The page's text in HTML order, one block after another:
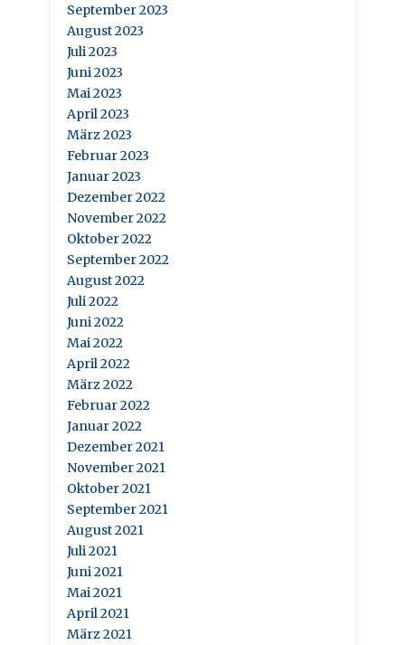
September 2023
August 2023
Juli 2023
Juni 2023
Mai 2023
April 2023
März 2023
Februar 2023
Januar 2023
Dezember 2022
November 2022
Oktober 2022
September 2022
August 2022
Juli 2022
Juni 2022
Mai 2022
April 2022
März 2022
Februar 2022
Januar 2022
Dezember 2021
November 2021
Oktober 2021
September 2021
August 2021
Juli 2021
Juni 2021
Mai 2021
April 2021
März 2021